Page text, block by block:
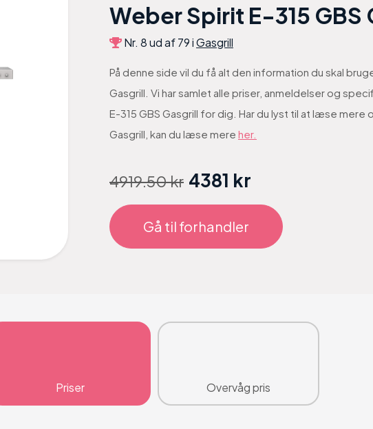
Weber Spirit E-315 GBS
Nr. 8 ud af 79 iGasgrill
På denne side vil du få alt den information du skal
Gasgrill. Vi har samlet alle priser, anmeldelser og
E-315 GBS Gasgrill for dig. Har du lyst til at læse mere
Gasgrill, kan du læse mere her.
4919.50 kr 4381 kr
Gå til forhandler
Priser Overvåg pris